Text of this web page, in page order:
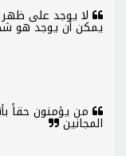
لا يوجد على ظهر
يمكن أن يوجد هو
من يؤمنون حقاً
المجانين